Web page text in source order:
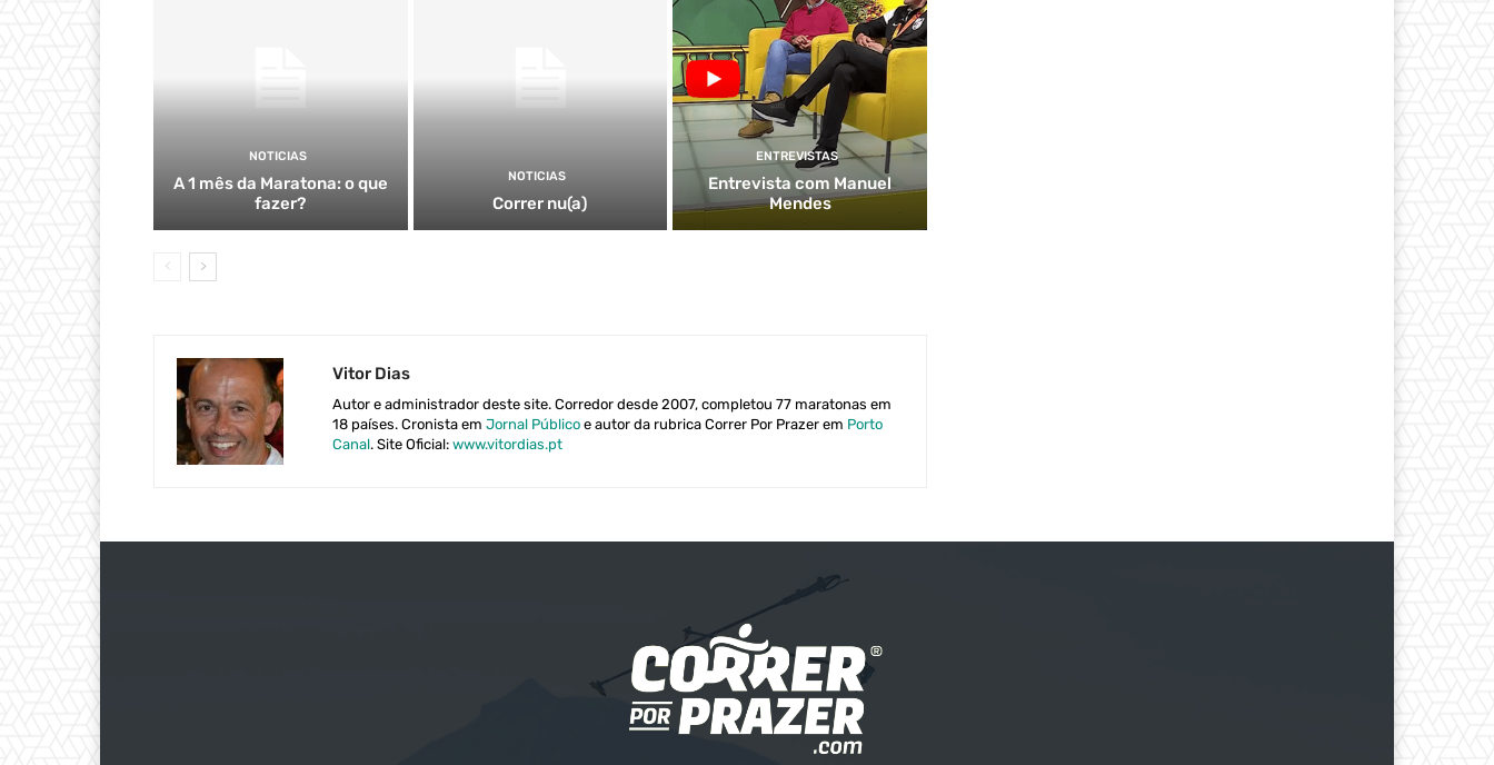
NOTICIAS
A 1 mês da Maratona: o que
fazer?
NOTICIAS
Correr nu(a)
ENTREVISTAS
Entrevista com Manuel
Mendes
Vitor Dias
Autor e administrador deste site. Corredor desde 2007, completou 77 maratonas em
18 países. Cronista em Jornal Público e autor da rubrica Correr Por Prazer em Porto
Canal. Site Oficial: www.vitordias.pt